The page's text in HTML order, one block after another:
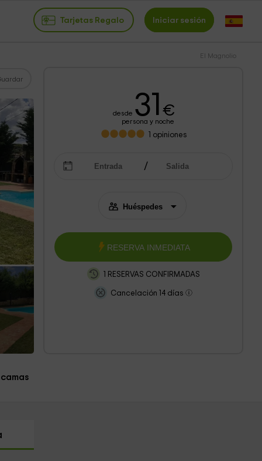
Tarjetas Regalo Iniciar sesión
El Magnolio
desde 31 €
persona y noche
1 opiniones
RESERVA INMEDIATA
1 RESERVAS CONFIRMADAS
Cancelación 14 días
camas